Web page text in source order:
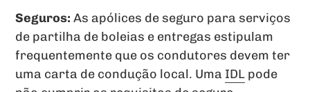
Seguros: As apólices de seguro para serviços
de partilha de boleias e entregas estipulam
frequentemente que os condutores devem ter
uma carta de condução local. Uma IDL pode